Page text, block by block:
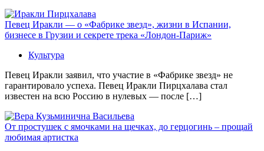
Певец Иракли — о «Фабрике звезд», жизни в Испании,
бизнесе в Грузии и секрете трека «Лондон-Париж»
Культура
Певец Иракли заявил, что участие в «Фабрике звезд» не
гарантировало успеха. Певец Иракли Пирцхалава стал
известен на всю Россию в нулевых — после […]
От простушек с ямочками на щечках, до герцогинь – прощай
любимая артистка